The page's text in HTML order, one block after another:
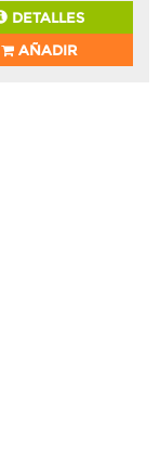
DETALLES
AÑADIR